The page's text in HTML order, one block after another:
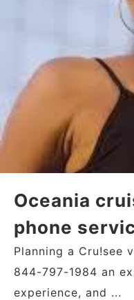
Oceania
phone
Planning a Cru!see
844-797-1984 an
experience, and ...